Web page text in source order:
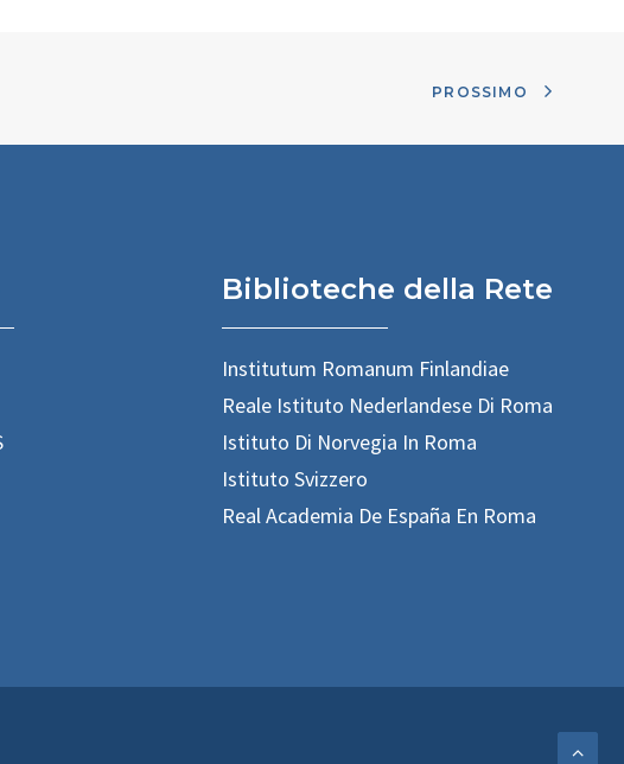
PROSSIMO
Biblioteche della Rete
Institutum Romanum Finlandiae
Reale Istituto Nederlandese Di Roma
Istituto Di Norvegia In Roma
Istituto Svizzero
Real Academia De España En Roma